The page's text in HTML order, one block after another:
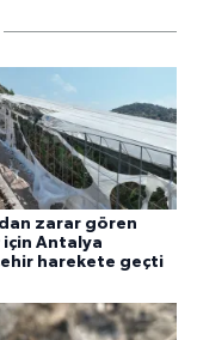
zarar gören
için Antalya
harekete geçti